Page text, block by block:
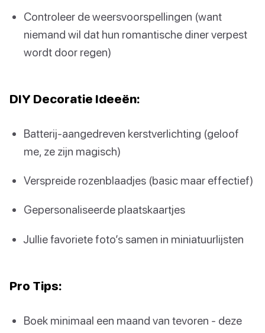
Controleer de weersvoorspellingen (want
niemand wil dat hun romantische diner verpest
wordt door regen)
DIY Decoratie Ideeën:
Batterij-aangedreven kerstverlichting (geloof
me, ze zijn magisch)
Verspreide rozenblaadjes (basic maar effectief)
Gepersonaliseerde plaatskaartjes
Jullie favoriete foto’s samen in miniatuurlijsten
Pro Tips:
Boek minimaal een maand van tevoren - deze